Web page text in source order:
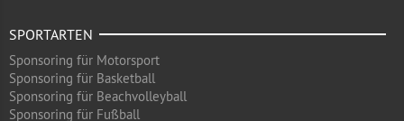
SPORTARTEN
Sponsoring für Motorsport
Sponsoring für Basketball
Sponsoring für Beachvolleyball
Sponsoring für Fußball